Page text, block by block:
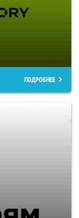
ПОДРОБНЕЕ